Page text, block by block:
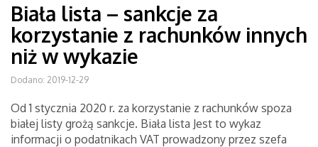
Biała lista – sankcje za
korzystanie z rachunków innych
niż w wykazie
Dodano: 2019-12-29
Od 1 stycznia 2020 r. za korzystanie z rachunków spoza
białej listy grożą sankcje. Biała lista Jest to wykaz
informacji o podatnikach VAT prowadzony przez szefa